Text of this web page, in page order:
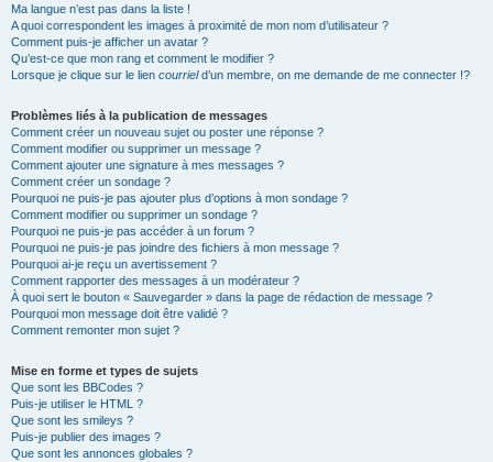
Ma langue n’est pas dans la liste !
A quoi correspondent les images à proximité de mon nom d’utilisateur ?
Comment puis-je afficher un avatar ?
Qu’est-ce que mon rang et comment le modifier ?
Lorsque je clique sur le lien courrield’un membre, on me demande de me connecter !?
Problèmes liés à la publication de messages
Comment créer un nouveau sujet ou poster une réponse ?
Comment modifier ou supprimer un message ?
Comment ajouter une signature à mes messages ?
Comment créer un sondage ?
Pourquoi ne puis-je pas ajouter plus d’options à mon sondage ?
Comment modifier ou supprimer un sondage ?
Pourquoi ne puis-je pas accéder à un forum ?
Pourquoi ne puis-je pas joindre des fichiers à mon message ?
Pourquoi ai-je reçu un avertissement ?
Comment rapporter des messages à un modérateur ?
À quoi sert le bouton « Sauvegarder » dans la page de rédaction de message ?
Pourquoi mon message doit être validé ?
Comment remonter mon sujet ?
Mise en forme et types de sujets
Que sont les BBCodes ?
Puis-je utiliser le HTML ?
Que sont les smileys ?
Puis-je publier des images ?
Que sont les annonces globales ?